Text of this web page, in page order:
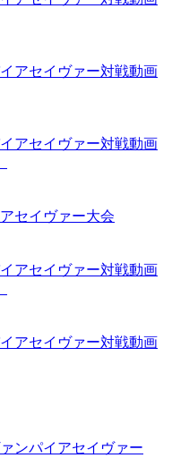
イアセイヴァー対戦動画
イアセイヴァー対戦動画
セイヴァー大会
イアセイヴァー対戦動画
イアセイヴァー対戦動画
ンパイアセイヴァー